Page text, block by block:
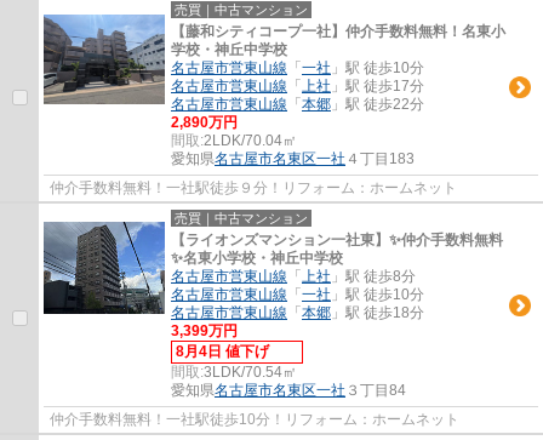
売買｜中古マンション
【藤和シティコープ一社】仲介手数料無料！名東小
学校・神丘中学校
名古屋市営東山線 「 一社 」駅 徒歩10分
名古屋市営東山線 「 上社 」駅 徒歩17分
名古屋市営東山線 「 本郷 」駅 徒歩22分
2,890万円
間取:2LDK/70.04㎡
愛知県名古屋市名東区一社 ４丁目183
仲介手数料無料！一社駅徒歩９分！リフォーム：ホームネット
売買｜中古マンション
【ライオンズマンション一社東】✨️仲介手数料無料
✨️名東小学校・神丘中学校
名古屋市営東山線 「 上社 」駅 徒歩8分
名古屋市営東山線 「 一社 」駅 徒歩10分
名古屋市営東山線 「 本郷 」駅 徒歩18分
3,399万円
8月4日 値下げ
間取:3LDK/70.54㎡
愛知県名古屋市名東区一社 ３丁目84
仲介手数料無料！一社駅徒歩10分！リフォーム：ホームネット